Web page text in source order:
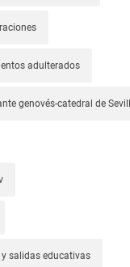
adulterados
genovés-catedral de
salidas educativas